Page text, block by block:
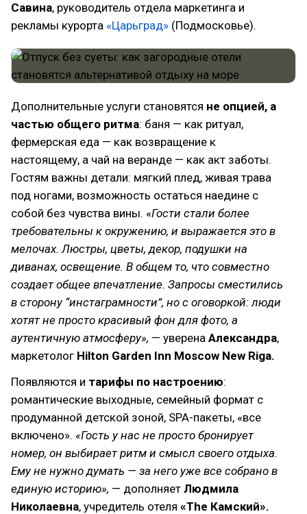
Савина, руководитель отдела маркетинга и
рекламы курорта «Царьград» (Подмосковье).
Дополнительные услуги становятся не опцией, а
частью общего ритма: баня — как ритуал,
фермерская еда — как возвращение к
настоящему, а чай на веранде — как акт заботы.
Гостям важны детали: мягкий плед, живая трава
под ногами, возможность остаться наедине с
собой без чувства вины. «Гости стали более
требовательны к окружению, и выражается это в
мелочах. Люстры, цветы, декор, подушки на
диванах, освещение. В общем то, что совместно
создает общее впечатление. Запросы сместились
в сторону “инстаграмности”, но с оговоркой: люди
хотят не просто красивый фон для фото, а
аутентичную атмосферу», — уверена Александра,
маркетолог Hilton Garden Inn Moscow New Riga.
Появляются и тарифы по настроению:
романтические выходные, семейный формат с
продуманной детской зоной, SPA-пакеты, «все
включено». «Гость у нас не просто бронирует
номер, он выбирает ритм и смысл своего отдыха.
Ему не нужно думать — за него уже все собрано в
единую историю», — дополняет Людмила
Николаевна, учредитель отеля «The Камский».